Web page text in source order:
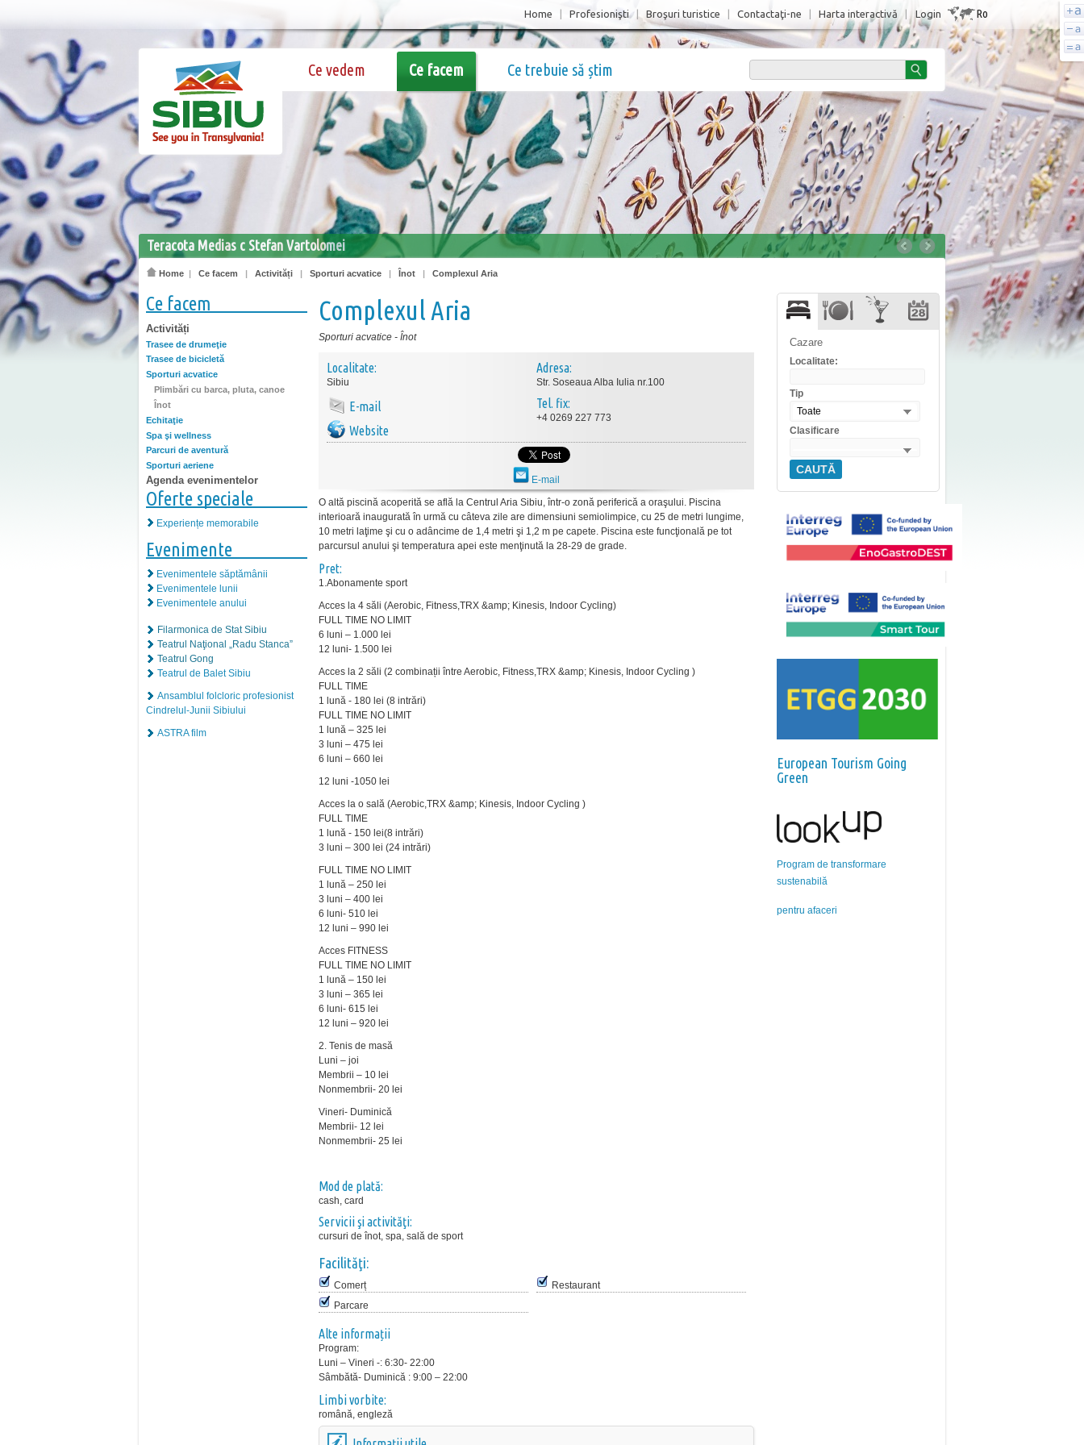
Login Ro
Home Profesionişti Broşuri turistice Contactaţi-ne Harta interactivă
Ce vedem Ce facem Ce trebuie să știm
Teracota Medias c Stefan Vartolomei
Home | Ce facem | Activități | Sporturi acvatice | Înot | Complexul Aria
Ce facem
Activități
Trasee de drumeţie
Trasee de bicicletă
Sporturi acvatice
Plimbări cu barca, pluta, canoe
Înot
Echitaţie
Spa şi wellness
Parcuri de aventură
Sporturi aeriene
Agenda evenimentelor
Oferte speciale
Experiențe memorabile
Evenimente
Evenimentele săptămânii
Evenimentele lunii
Evenimentele anului
Filarmonica de Stat Sibiu
Teatrul Naţional „Radu Stanca”
Teatrul Gong
Teatrul de Balet Sibiu
Ansamblul folcloric profesionist
Cindrelul-Junii Sibiului
ASTRA film
Complexul Aria
Sporturi acvatice - Înot
Localitate:
Sibiu
E-mail
Website
Adresa:
Str. Soseaua Alba Iulia nr.100
Tel. fix:
+4 0269 227 773
E-mail
O altă piscină acoperită se află la Centrul Aria Sibiu, într-o zonă periferică a oraşului. Piscina
interioară inaugurată în urmă cu câteva zile are dimensiuni semiolimpice, cu 25 de metri lungime,
10 metri laţime şi cu o adâncime de 1,4 metri şi 1,2 m pe capete. Piscina este funcţională pe tot
parcursul anului şi temperatura apei este menţinută la 28-29 de grade.
Pret:
1.Abonamente sport
Acces la 4 săli (Aerobic, Fitness,TRX &amp; Kinesis, Indoor Cycling)
FULL TIME NO LIMIT
6 luni – 1.000 lei
12 luni- 1.500 lei
Acces la 2 săli (2 combinații între Aerobic, Fitness,TRX &amp; Kinesis, Indoor Cycling )
FULL TIME
1 lună - 180 lei (8 intrări)
FULL TIME NO LIMIT
1 lună – 325 lei
3 luni – 475 lei
6 luni – 660 lei
12 luni -1050 lei
Acces la o sală (Aerobic,TRX &amp; Kinesis, Indoor Cycling )
FULL TIME
1 lună - 150 lei(8 intrări)
3 luni – 300 lei (24 intrări)
FULL TIME NO LIMIT
1 lună – 250 lei
3 luni – 400 lei
6 luni- 510 lei
12 luni – 990 lei
Acces FITNESS
FULL TIME NO LIMIT
1 lună – 150 lei
3 luni – 365 lei
6 luni- 615 lei
12 luni – 920 lei
2. Tenis de masă
Luni – joi
Membrii – 10 lei
Nonmembrii- 20 lei
Vineri- Duminică
Membrii- 12 lei
Nonmembrii- 25 lei
Mod de plată:
cash, card
Servicii şi activităţi:
cursuri de înot, spa, sală de sport
Facilităţi:
Comerț
Restaurant
Parcare
Alte informații
Program:
Luni – Vineri -: 6:30- 22:00
Sâmbătă- Duminică : 9:00 – 22:00
Limbi vorbite:
română, engleză
Cazare
Localitate:
Tip
Toate
Clasificare
CAUTĂ
European Tourism Going
Green
Program de transformare
sustenabilă
pentru afaceri